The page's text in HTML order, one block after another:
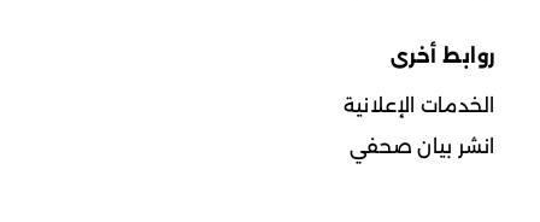
روابط أخرى
الخدمات الإعلانية
انشر بيان صحفي